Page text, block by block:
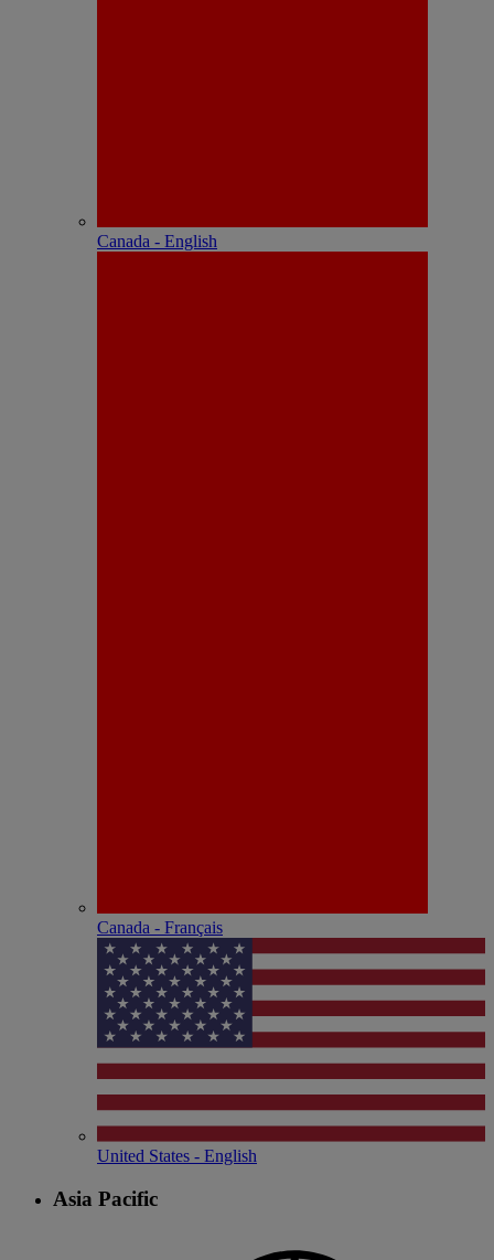
Canada - English
Canada - Français
United States - English
Asia Pacific